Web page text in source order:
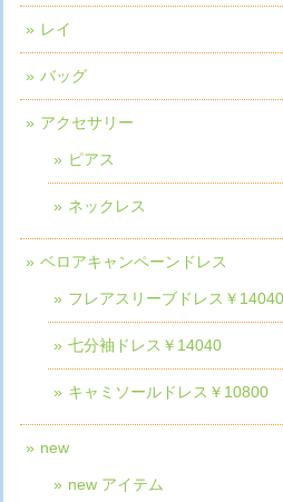
レイ
バッグ
アクセサリー
ピアス
ネックレス
ベロアキャンペーンドレス
フレアスリーブドレス￥14040
七分袖ドレス￥14040
キャミソールドレス￥10800
new
new アイテム